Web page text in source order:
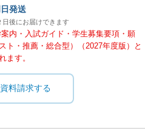
発送
後にお届けできます
内・入試ガイド・学生募集要項・願
ト・推薦・総合型）（2027年度版）と
ます。
資料請求する